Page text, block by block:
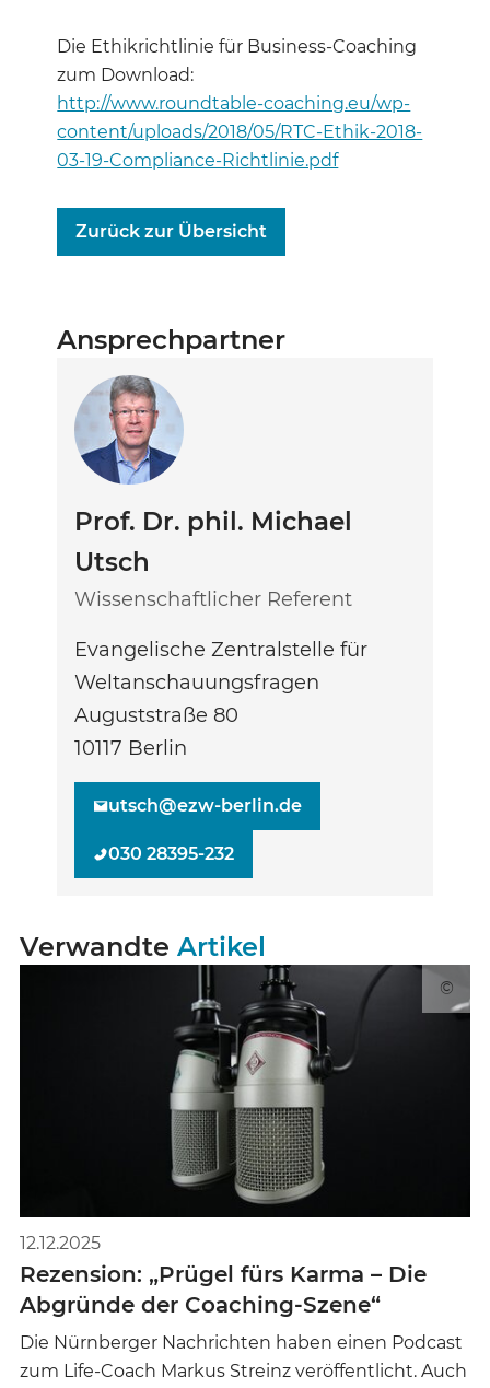
Die Ethikrichtlinie für Business-Coaching
zum Download:
http://www.roundtable-coaching.eu/wp-
content/uploads/2018/05/RTC-Ethik-2018-
03-19-Compliance-Richtlinie.pdf
Zurück zur Übersicht
Ansprechpartner
Prof. Dr. phil. Michael
Utsch
Wissenschaftlicher Referent
Evangelische Zentralstelle für
Weltanschauungsfragen
Auguststraße 80
10117 Berlin
utsch@ezw-berlin.de
030 28395-232
Verwandte Artikel
©
12.12.2025
Rezension: „Prügel fürs Karma – Die
Abgründe der Coaching-Szene“
Die Nürnberger Nachrichten haben einen Podcast
zum Life-Coach Markus Streinz veröffentlicht. Auch